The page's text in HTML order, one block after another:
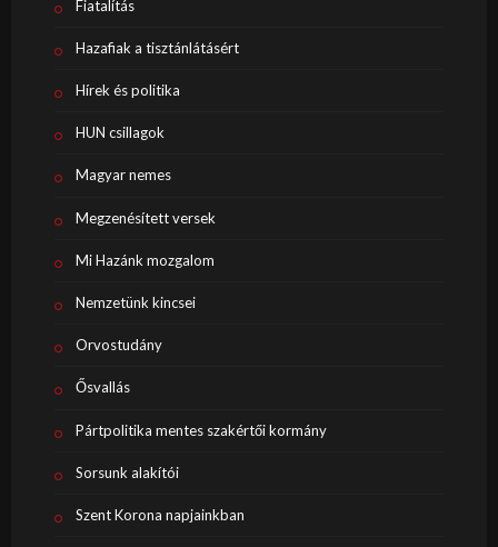
Fiatalítás
Hazafiak a tisztánlátásért
Hírek és politika
HUN csillagok
Magyar nemes
Megzenésített versek
Mi Hazánk mozgalom
Nemzetünk kincsei
Orvostudány
Ősvallás
Pártpolitika mentes szakértői kormány
Sorsunk alakítói
Szent Korona napjainkban